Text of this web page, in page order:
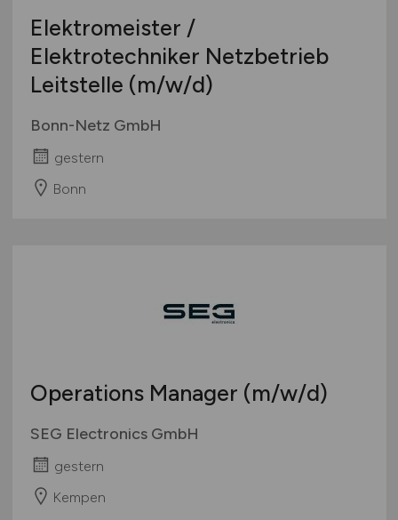
Elektromeister /
Elektrotechniker Netzbetrieb
Leitstelle (m/w/d)
Bonn-Netz GmbH
gestern
Bonn
Operations Manager (m/w/d)
SEG Electronics GmbH
gestern
Kempen